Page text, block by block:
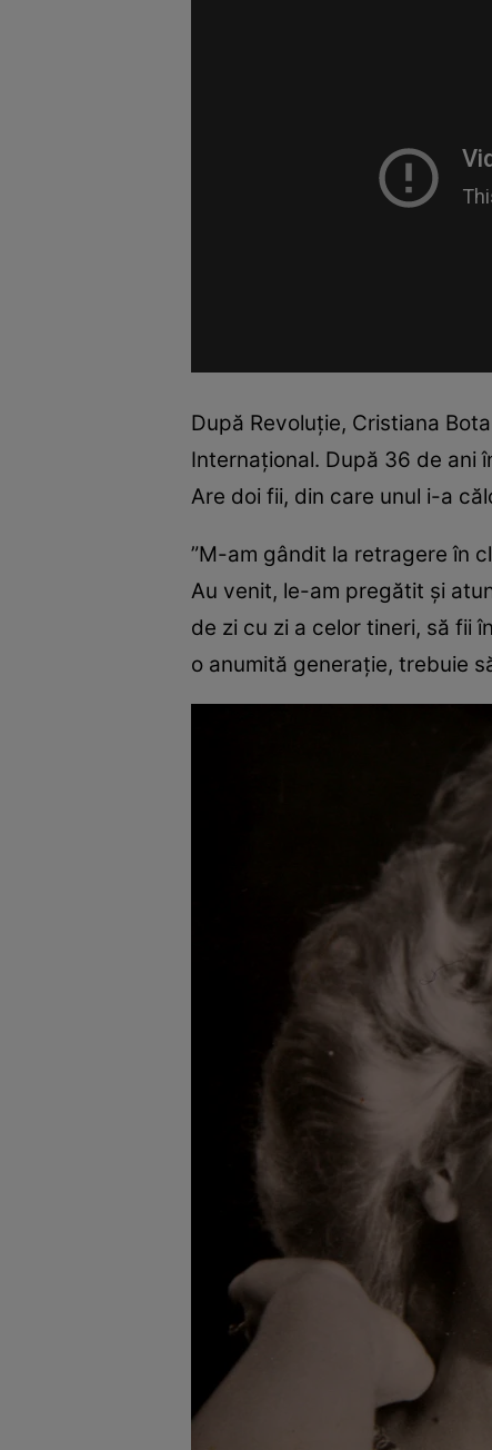
După Revoluţie, Cristiana
Internaţional. După 36 de ani
Are doi fii, din care unul i-a
”M-am gândit la retragere în
Au venit, le-am pregătit şi
de zi cu zi a celor tineri, să fii
o anumită generaţie, trebuie